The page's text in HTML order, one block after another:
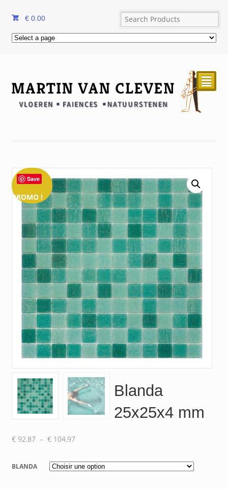
€ 0.00
²
PROMO !
Save
Blanda
25x25x4 mm
€92.87 – €104.97Plage
prix :
€ 92.87
BLANDA